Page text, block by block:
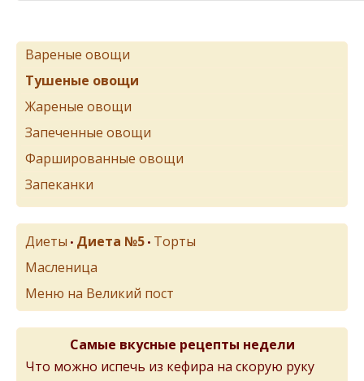
Вареные овощи
Тушеные овощи
Жареные овощи
Запеченные овощи
Фаршированные овощи
Запеканки
Диеты • Диета №5 • Торты
Масленица
Меню на Великий пост
Самые вкусные рецепты недели
Что можно испечь из кефира на скорую руку